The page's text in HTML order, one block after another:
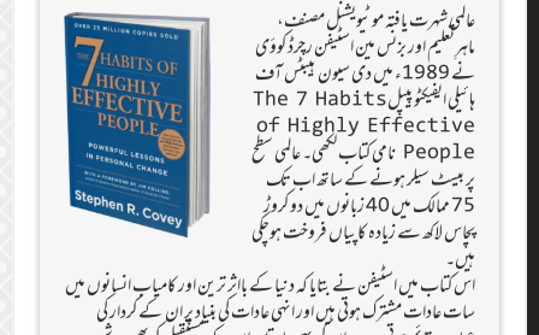
عالمی شہرت یافتہ موٹیویشنل مصنف،
ماہرِتعلیم اور بزنس مین اسٹیفن رچرڈ کوؤی
نے 1989ء میں دی سیون ہیبٹس آف
ہائیلی ایفیکٹو پیپلThe 7 Habits
of Highly Effective
People نامی کتاب لکھی۔ عالمی سطح
پر بیسٹ سیلر ہونے کے ساتھ اب تک
75 ممالک میں 40 زبانوں میں دو کروڑ
پچاس لاکھ سے زیادہ کاپیاں فروخت ہوچکی
ہیں۔
اس کتاب میں اسٹیفن نے بتایا کہ دنیا کے بااثر ترین اور کامیاب انسانوں میں
سات عادات مشترک ہوتی ہیں اور انہی عادات کی بنیاد پر ان کے کردار کی